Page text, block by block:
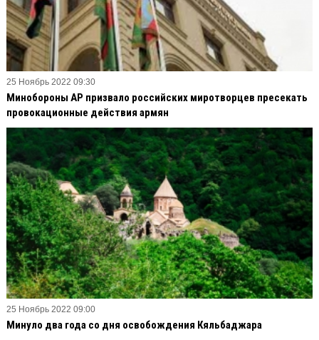
25 Ноябрь 2022 09:30
Минобороны АР призвало российских миротворцев пресекать
провокационные действия армян
25 Ноябрь 2022 09:00
Минуло два года со дня освобождения Кяльбаджара